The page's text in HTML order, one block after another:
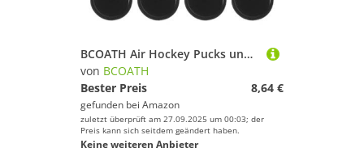
BCOATH Air Hockey Pucks und Pushers Schwarz mit Filzschiebern Ersatz Zubehör für Airhockey Tisch Langlebig für Familienspiele
von BCOATH
Bester Preis
8,64 €
gefunden bei Amazon
zuletzt überprüft am 27.09.2025 um 00:03; der
Preis kann sich seitdem geändert haben.
Keine weiteren Anbieter